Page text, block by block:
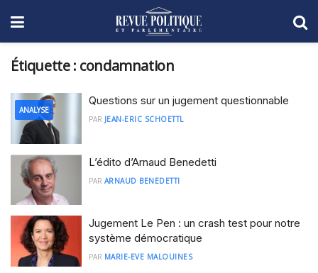
Étiquette : condamnation
ANALYSE
Questions sur un jugement questionnable
PAR JEAN-ERIC SCHOETTL
L’édito d’Arnaud Benedetti
PAR ARNAUD BENEDETTI
Jugement Le Pen : un crash test pour notre
système démocratique
PAR MARIE-EVE MALOUINES